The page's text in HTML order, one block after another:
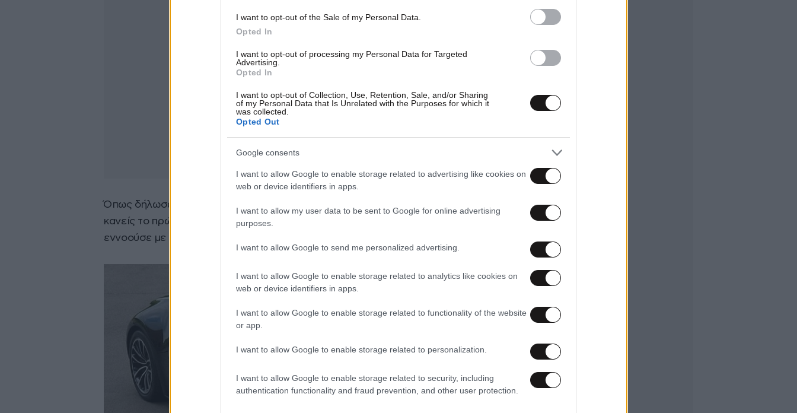
I want to opt-out of the Sale of my Personal Data.
Opted In
I want to opt-out of processing my Personal Data for Targeted
Advertising.
Opted In
I want to opt-out of Collection, Use, Retention, Sale, and/or Sharing
of my Personal Data that Is Unrelated with the Purposes for which it
was collected.
Opted Out
Google consents
I want to allow Google to enable storage related to advertising like cookies on
web or device identifiers in apps.
I want to allow my user data to be sent to Google for online advertising
purposes.
I want to allow Google to send me personalized advertising.
I want to allow Google to enable storage related to analytics like cookies on
web or device identifiers in apps.
I want to allow Google to enable storage related to functionality of the website
or app.
I want to allow Google to enable storage related to personalization.
I want to allow Google to enable storage related to security, including
authentication functionality and fraud prevention, and other user protection.
Όπως δήλωσε ο Χάρτλεϊ: «Πρόκειται για μια φανταστική ευκαιρία να αποκτήσει
κανείς το πρώτο Super Sport που βγήκε στην αγορά». Τώρα τι ακριβώς «ευκαιρία»
εννοούσε με τιμή 2,4 εκατ. ευρώ, είναι κάτι που μόνο αυτός γνωρίζει…